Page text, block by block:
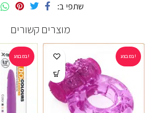
שתפי ב
מוצרים קשורים
במבצע! במבצע!